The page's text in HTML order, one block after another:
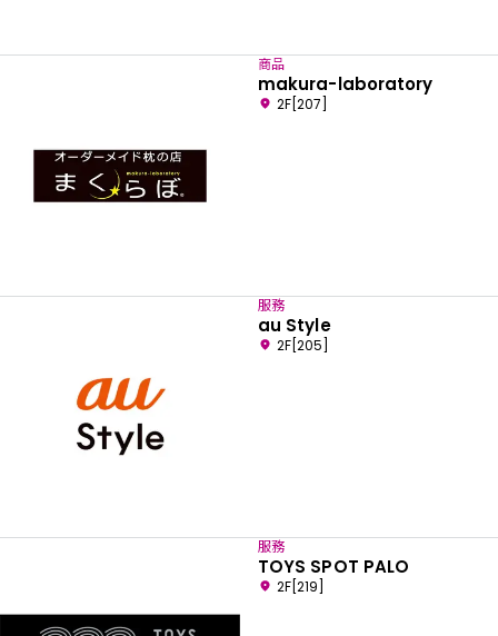
商品
makura-laboratory
2F[207]
服務
au Style
2F[205]
服務
TOYS SPOT PALO
2F[219]